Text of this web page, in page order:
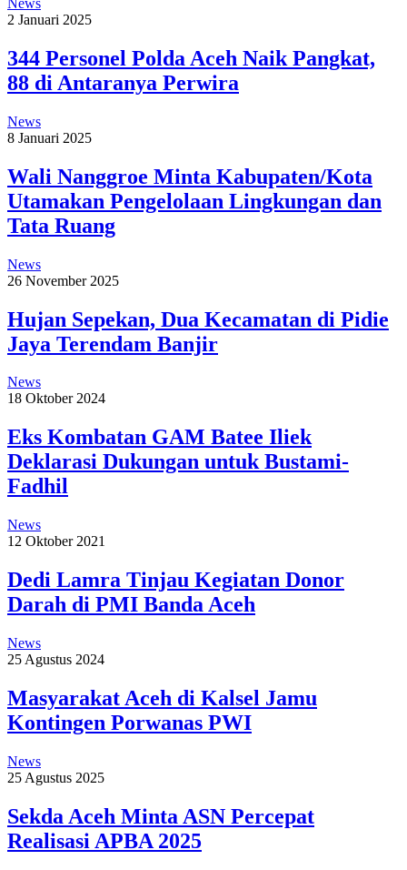
News
2 Januari 2025
344 Personel Polda Aceh Naik Pangkat,
88 di Antaranya Perwira
News
8 Januari 2025
Wali Nanggroe Minta Kabupaten/Kota
Utamakan Pengelolaan Lingkungan dan
Tata Ruang
News
26 November 2025
Hujan Sepekan, Dua Kecamatan di Pidie
Jaya Terendam Banjir
News
18 Oktober 2024
Eks Kombatan GAM Batee Iliek
Deklarasi Dukungan untuk Bustami-
Fadhil
News
12 Oktober 2021
Dedi Lamra Tinjau Kegiatan Donor
Darah di PMI Banda Aceh
News
25 Agustus 2024
Masyarakat Aceh di Kalsel Jamu
Kontingen Porwanas PWI
News
25 Agustus 2025
Sekda Aceh Minta ASN Percepat
Realisasi APBA 2025